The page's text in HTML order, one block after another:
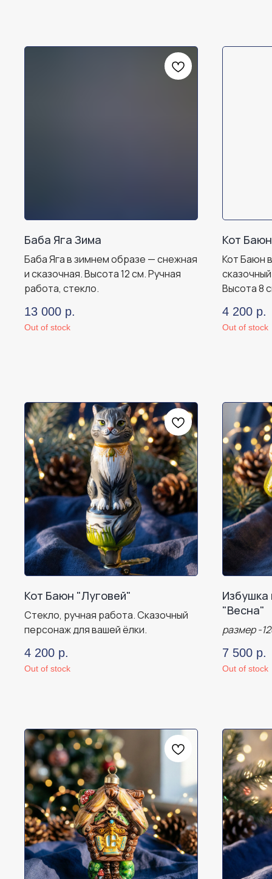
Баба Яга Зима
Баба Яга в зимнем образе — снежная
и сказочная. Высота 12 см. Ручная
работа, стекло.
13 000 р.
Out of stock
Кот
Кот Баюн
Высота 8
4 200 р.
Out of stock
Кот Баюн "Луговей"
Стекло, ручная работа. Сказочный
персонаж для вашей ёлки.
4 200 р.
Out of stock
Избушка
"Весна"
размер -
7 500 р.
Out of stock